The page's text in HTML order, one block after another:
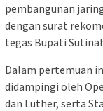
pembangunan
dengan surat
tegas Bupati
Dalam pertemuan
didampingi oleh
dan Luther, serta